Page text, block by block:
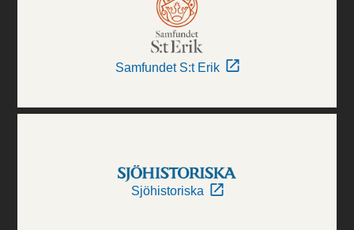
Samfundet S:t Erik
Sjöhistoriska